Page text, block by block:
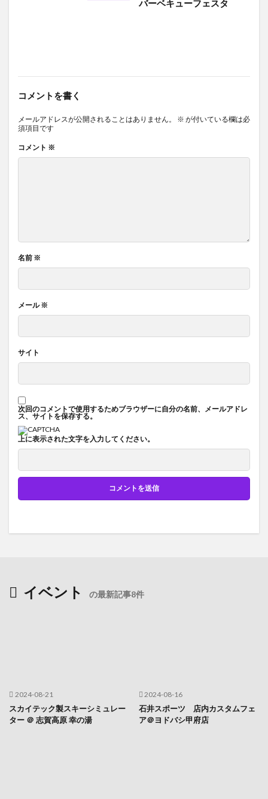
バーベキューフェスタ
コメントを書く
メールアドレスが公開されることはありません。 ※ が付いている欄は必
須項目です
コメント ※
名前 ※
メール※
サイト
次回のコメントで使用するためブラウザーに自分の名前、メールアドレ
ス、サイトを保存する。
上に表示された文字を入力してください。
イベント の最新記事8件
2024-08-21
スカイテック製スキーシミュレー
ター ＠ 志賀高原 幸の湯
2024-08-16
石井スポーツ 店内カスタムフェ
ア＠ヨドバシ甲府店